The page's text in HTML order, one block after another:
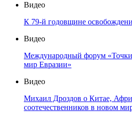
Видео
К 79-й годовщине
Видео
Международный форум
мир Евразии»
Видео
Михаил Дроздов о Китае,
соотечественников в новом